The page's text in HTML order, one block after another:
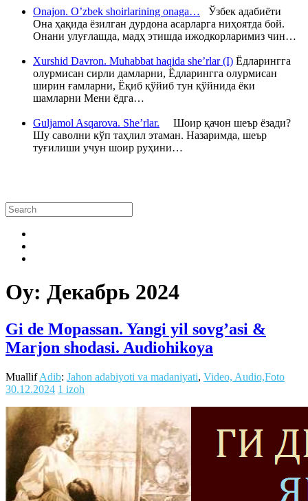
Onajon. O’zbek shoirlarining onaga… Ўзбек адабиёти
Она ҳақида ёзилган дурдона асарларга ниҳоятда бой.
Онани улуғлашда, мадҳ этишда ижодкорларимиз чин…
Xurshid Davron. Muhabbat haqida she’rlar (I) Ёдларингга
олурмисан сирли дамларни, Ёдларингга олурмисан
ширин ғамларни, Ёқиб қўйиб тун қўйнида ёки
шамларни Мени ёдга…
Guljamol Asqarova. She’rlar. Шоир қачон шеър ёзади?
Шу саволни кўп таҳлил этаман. Назаримда, шеър
туғилиши учун шоир руҳини…
Oy: Декабрь 2024
Gi de Mopassan. Yangi yil sovg’asi &
Marjon shodasi. Audiohikoya
MuallifAdib: Jahon adabiyoti va madaniyati, Video, Audio,Foto
30.12.2024 1 izoh